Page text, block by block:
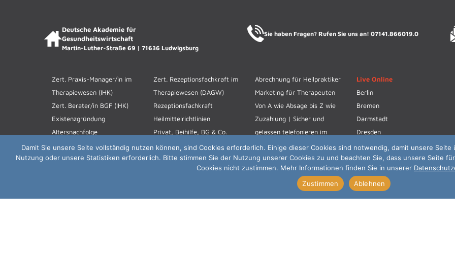
Deutsche Akademie für
Gesundheitswirtschaft
Martin-Luther-Straße 69 | 71636 Ludwigsburg
Sie haben Fragen? Rufen Sie uns an! 07141.866019.0
Zert. Praxis-Manager/in im
Therapiewesen (IHK)
Zert. Berater/in BGF (IHK)
Existenzgründung
Altersnachfolge
Zert. Rezeptionsfachkraft im
Therapiewesen (DAGW)
Rezeptionsfachkraft
Heilmittelrichtlinien
Privat, Beihilfe, BG & Co.
Buchhaltung in der
Therapiepraxis
Abrechnung für Heilpraktiker
Marketing für Therapeuten
Von A wie Absage bis Z wie
Zuzahlung | Sicher und
gelassen telefonieren im
Praxisalltag
Live Online
Berlin
Bremen
Darmstadt
Dresden
Eckernförde
Essen
Hamburg
Hannover
Damit Sie unsere Seite vollständig nutzen können, sind Cookies erforderlich. Einige dieser Cookies sind notwendig, damit unsere
Nutzung oder unsere Statistiken erforderlich. Bitte stimmen Sie der Nutzung unserer Cookies zu und beachten Sie, dass unsere Seite
Cookies nicht zustimmen. Mehr Informationen finden Sie in unserer
Zustimmen
Ablehnen